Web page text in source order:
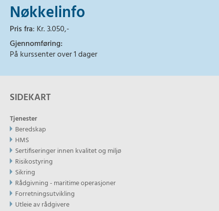
Nøkkelinfo
Pris fra: Kr. 3.050,-
Gjennomføring:
På kurssenter over 1 dager
SIDEKART
Tjenester
Beredskap
HMS
Sertifiseringer innen kvalitet og miljø
Risikostyring
Sikring
Rådgivning - maritime operasjoner
Forretningsutvikling
Utleie av rådgivere